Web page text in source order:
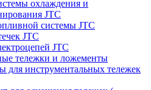
охлаждения и
JTC
системы JTC
JTC
JTC
тележки и ложементы
для инструментальных тележек